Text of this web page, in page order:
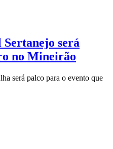
será
no Mineirão
será palco para o evento que